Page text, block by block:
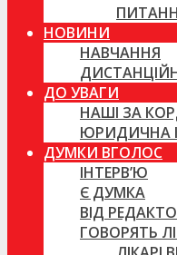
НОВИНИ
НАВЧАННЯ
ДО УВАГИ
НАШІ ЗА
ЮРИДИЧНА
ДУМКИ ВГОЛОС
ІНТЕРВ’Ю
Є ДУМКА
ВІД
ГОВОРЯТЬ